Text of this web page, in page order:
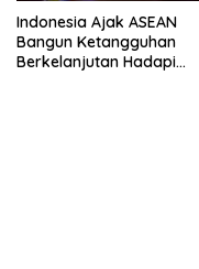
Indonesia Ajak ASEAN
Bangun Ketangguhan
Berkelanjutan Hadapi